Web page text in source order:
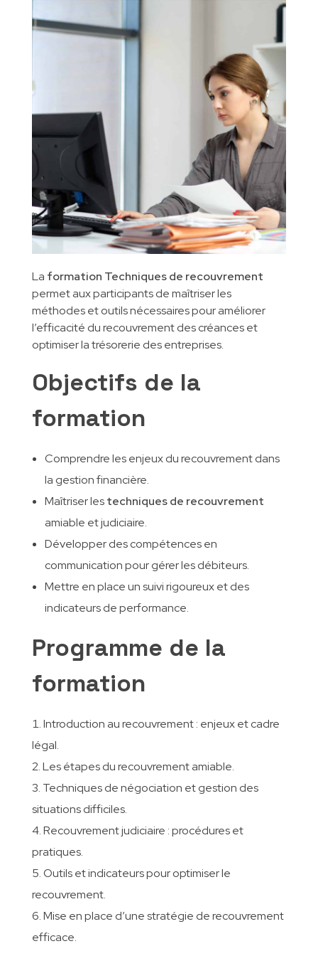
Qualité Hygiène Environnement Sécurité
Informatique et Réseaux
CONTACT
La formation Techniques de recouvrement
permet aux participants de maîtriser les
méthodes et outils nécessaires pour améliorer
l’efficacité du recouvrement des créances et
optimiser la trésorerie des entreprises.
Objectifs de la
formation
Comprendre les enjeux du recouvrement dans
la gestion financière.
Maîtriser lestechniques de recouvrement
amiable et judiciaire.
Développer des compétences en
communication pour gérer les débiteurs.
Mettre en place un suivi rigoureux et des
indicateurs de performance.
Programme de la
formation
Introduction au recouvrement : enjeux et cadre
légal.
Les étapes du recouvrement amiable.
Techniques de négociation et gestion des
situations difficiles.
Recouvrement judiciaire : procédures et
pratiques.
Outils et indicateurs pour optimiser le
recouvrement.
Mise en place d’une stratégie de recouvrement
efficace.